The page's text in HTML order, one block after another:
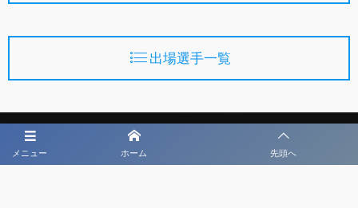
出場選手一覧
メニュー ホーム 先頭へ
第47回日本CYサッカー選手権U-18大会